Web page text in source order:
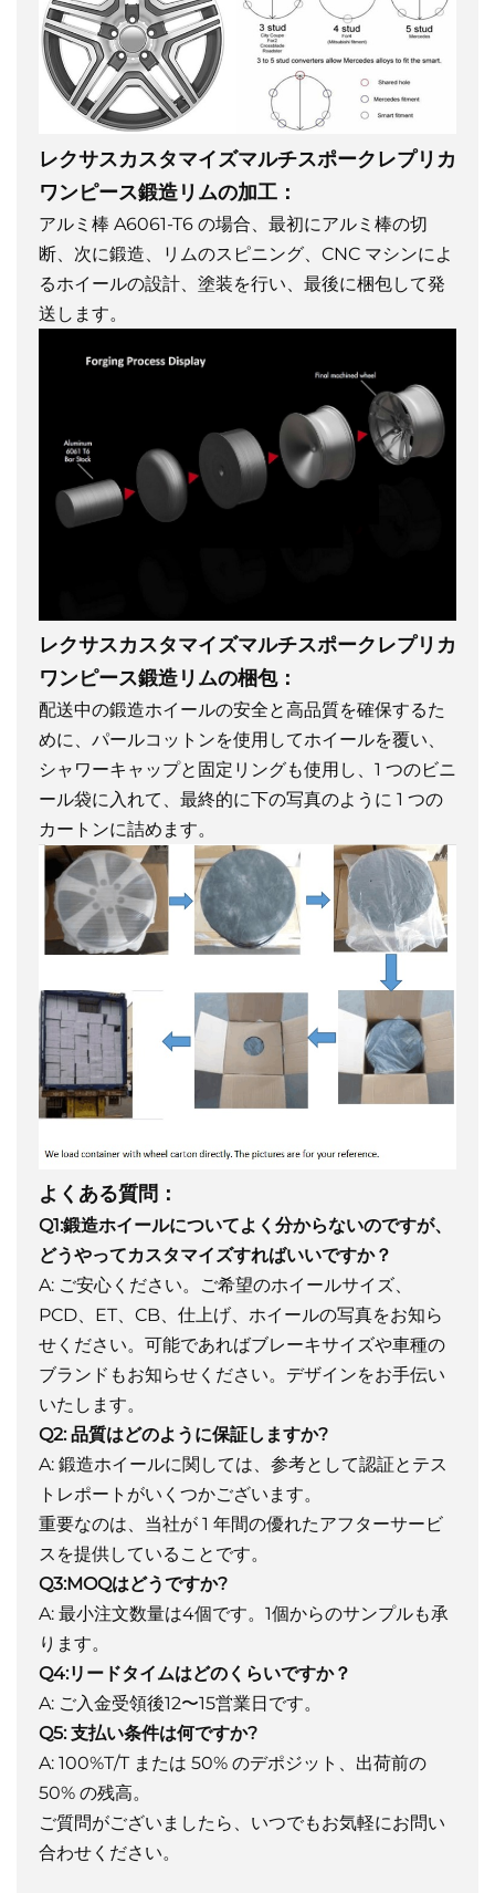
レクサスカスタマイズマルチスポークレプリカ
ワンピース鍛造リムの加工：
アルミ棒 A6061-T6 の場合、最初にアルミ棒の切
断、次に鍛造、リムのスピニング、CNC マシンによ
るホイールの設計、塗装を行い、最後に梱包して発
送します。
レクサスカスタマイズマルチスポークレプリカ
ワンピース鍛造リムの梱包：
配送中の鍛造ホイールの安全と高品質を確保するた
めに、パールコットンを使用してホイールを覆い、
シャワーキャップと固定リングも使用し、1 つのビニ
ール袋に入れて、最終的に下の写真のように 1 つの
カートンに詰めます。
よくある質問：
Q1:鍛造ホイールについてよく分からないのですが、
どうやってカスタマイズすればいいですか？
A: ご安心ください。ご希望のホイールサイズ、
PCD、ET、CB、仕上げ、ホイールの写真をお知ら
せください。可能であればブレーキサイズや車種の
ブランドもお知らせください。デザインをお手伝い
いたします。
Q2: 品質はどのように保証しますか?
A: 鍛造ホイールに関しては、参考として認証とテス
トレポートがいくつかございます。
重要なのは、当社が 1 年間の優れたアフターサービ
スを提供していることです。
Q3:MOQはどうですか?
A: 最小注文数量は4個です。1個からのサンプルも承
ります。
Q4:リードタイムはどのくらいですか？
A: ご入金受領後12〜15営業日です。
Q5: 支払い条件は何ですか?
A: 100%T/T または 50% のデポジット、出荷前の
50% の残高。
ご質問がございましたら、いつでもお気軽にお問い
合わせください。